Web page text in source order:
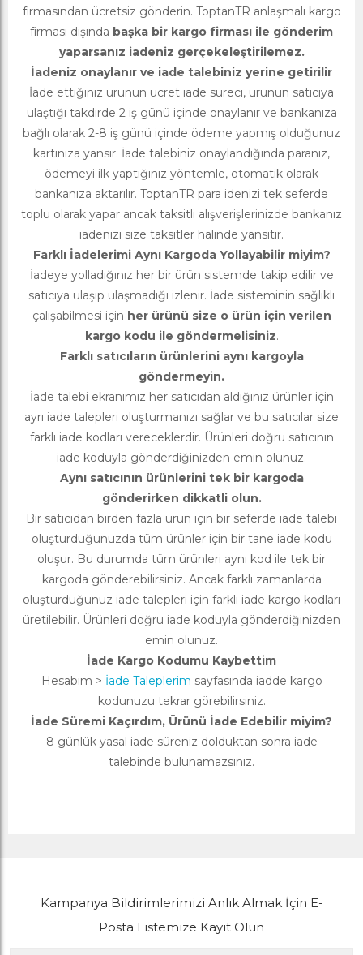
firmasından ücretsiz gönderin. ToptanTR anlaşmalı kargo
firması dışında başka bir kargo firması ile gönderim
yaparsanız iadeniz gerçekeleştirilemez.
İadeniz onaylanır ve iade talebiniz yerine getirilir
İade ettiğiniz ürünün ücret iade süreci, ürünün satıcıya
ulaştığı takdirde 2 iş günü içinde onaylanır ve bankanıza
bağlı olarak 2-8 iş günü içinde ödeme yapmış olduğunuz
kartınıza yansır. İade talebiniz onaylandığında paranız,
ödemeyi ilk yaptığınız yöntemle, otomatik olarak
bankanıza aktarılır. ToptanTR para idenizi tek seferde
toplu olarak yapar ancak taksitli alışverişlerinizde bankanız
iadenizi size taksitler halinde yansıtır.
Farklı İadelerimi Aynı Kargoda Yollayabilir miyim?
İadeye yolladığınız her bir ürün sistemde takip edilir ve
satıcıya ulaşıp ulaşmadığı izlenir. İade sisteminin sağlıklı
çalışabilmesi için her ürünü size o ürün için verilen
kargo kodu ile göndermelisiniz.
Farklı satıcıların ürünlerini aynı kargoyla
göndermeyin.
İade talebi ekranımız her satıcıdan aldığınız ürünler için
ayrı iade talepleri oluşturmanızı sağlar ve bu satıcılar size
farklı iade kodları vereceklerdir. Ürünleri doğru satıcının
iade koduyla gönderdiğinizden emin olunuz.
Aynı satıcının ürünlerini tek bir kargoda
gönderirken dikkatli olun.
Bir satıcıdan birden fazla ürün için bir seferde iade talebi
oluşturduğunuzda tüm ürünler için bir tane iade kodu
oluşur. Bu durumda tüm ürünleri aynı kod ile tek bir
kargoda gönderebilirsiniz. Ancak farklı zamanlarda
oluşturduğunuz iade talepleri için farklı iade kargo kodları
üretilebilir. Ürünleri doğru iade koduyla gönderdiğinizden
emin olunuz.
İade Kargo Kodumu Kaybettim
Hesabım > İade Taleplerim sayfasında iadde kargo
kodunuzu tekrar görebilirsiniz.
İade Süremi Kaçırdım, Ürünü İade Edebilir miyim?
8 günlük yasal iade süreniz dolduktan sonra iade
talebinde bulunamazsınız.
Kampanya Bildirimlerimizi Anlık Almak İçin E-
Posta Listemize Kayıt Olun